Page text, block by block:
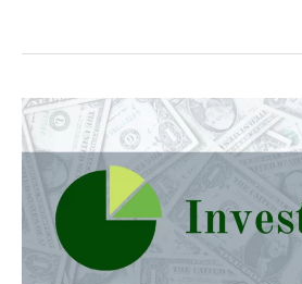
Novi
broker
tržištu
Srbije